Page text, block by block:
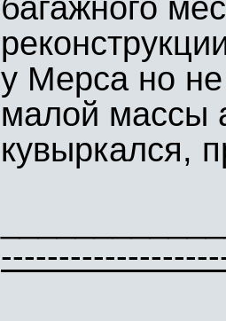
багажного
у Мерса но не
малой массы
кувыркался,